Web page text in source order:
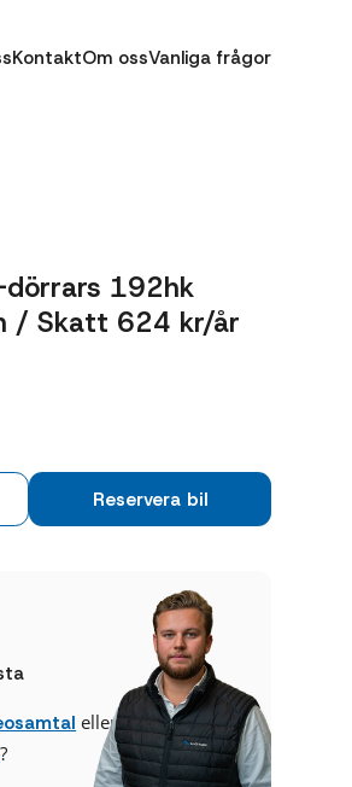
KontaktOm ossVanliga frågor
dörrars 192hk
/ Skatt 624 kr/år
Reservera bil
eller
?